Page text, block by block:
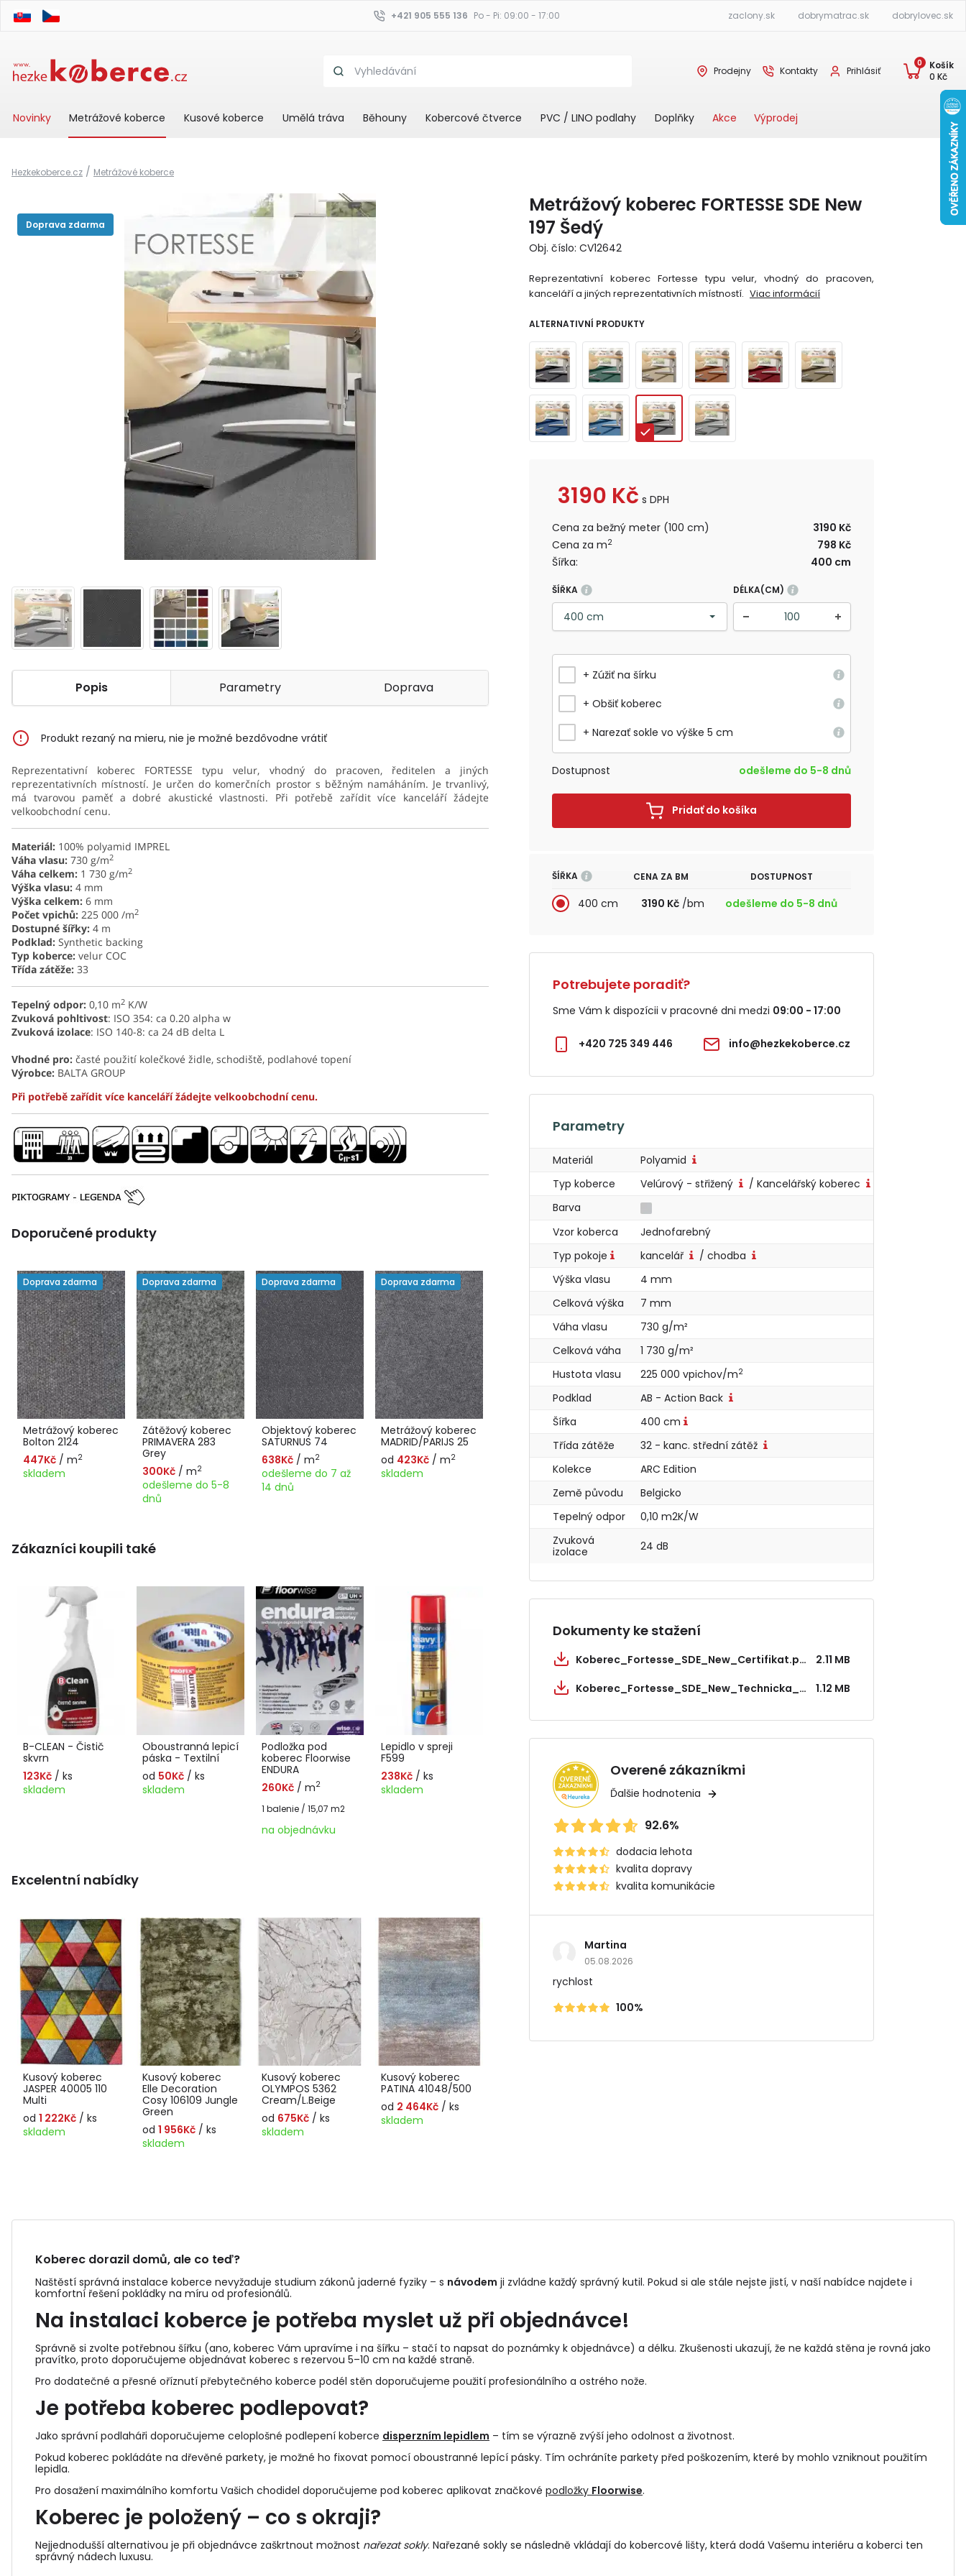
+421 905 555 136 Po - Pi: 09:00 - 17:00 zaclony.sk dobrymatrac.sk dobrylovec.sk
Prodejny Kontakty Prihlásiť
0
Košík
0 Kč
Novinky Metrážové koberce Kusové koberce Umělá tráva Běhouny Kobercové čtverce PVC / LINO podlahy Doplňky Akce Výprodej
Hezkekoberce.cz / Metrážové koberce
Doprava zdarma
Popis Parametry Doprava
Produkt rezaný na mieru, nie je možné bezdôvodne vrátiť
Reprezentativní koberec FORTESSE typu velur, vhodný do pracoven, ředitelen a jiných
reprezentativních místností. Je určen do komerčních prostor s běžným namáháním. Je trvanlivý,
má tvarovou paměť a dobré akustické vlastnosti. Při potřebě zařídit více kanceláří žádejte
velkoobchodní cenu.
Materiál: 100% polyamid IMPREL
Váha vlasu: 730 g/m2
Váha celkem: 1 730 g/m2
Výška vlasu: 4 mm
Výška celkem: 6 mm
Počet vpichů: 225 000 /m2
Dostupné šířky: 4 m
Podklad: Synthetic backing
Typ koberce: velur COC
Třída zátěže: 33
Tepelný odpor: 0,10 m2 K/W
Zvuková pohltivost: ISO 354: ca 0.20 alpha w
Zvuková izolace: ISO 140-8: ca 24 dB delta L
Vhodné pro: časté použití kolečkové židle, schodiště, podlahové topení
Výrobce: BALTA GROUP
Při potřebě zařídit více kanceláří žádejte velkoobchodní cenu.
Doporučené produkty
Metrážový koberec
Bolton 2124
447Kč / m2
skladem
Doprava zdarma
Zátěžový koberec
PRIMAVERA 283
Grey
300Kč / m2
odešleme do 5-8
dnů
Doprava zdarma
Objektový koberec
SATURNUS 74
638Kč / m2
odešleme do 7 až
14 dnů
Doprava zdarma
Metrážový koberec
MADRID/PARIJS 25
od 423Kč / m2
skladem
Doprava zdarma
Zákazníci koupili také
B-CLEAN - Čistič
skvrn
123Kč / ks
skladem
Oboustranná lepicí
páska - Textilní
od 50Kč / ks
skladem
Podložka pod
koberec Floorwise
ENDURA
260Kč / m2
1 balenie / 15,07 m2
na objednávku
Lepidlo v spreji
F599
238Kč / ks
skladem
Excelentní nabídky
Kusový koberec
JASPER 40005 110
Multi
od 1 222Kč / ks
skladem
Kusový koberec
Elle Decoration
Cosy 106109 Jungle
Green
od 1 956Kč / ks
skladem
Kusový koberec
OLYMPOS 5362
Cream/L.Beige
od 675Kč / ks
skladem
Kusový koberec
PATINA 41048/500
od 2 464Kč / ks
skladem
Metrážový koberec FORTESSE SDE New
197 Šedý
Obj. číslo: CV12642
Reprezentativní koberec Fortesse typu velur, vhodný do pracoven,
kanceláří a jiných reprezentativních místností. Viac informácií
ALTERNATIVNÍ PRODUKTY
3190 Kč s DPH
Cena za bežný meter (100 cm)
3190 Kč
Cena za m2
798 Kč
Šířka:
400 cm
ŠÍŘKA DÉLKA(CM)
+ Zúžiť na šírku
+ Obšiť koberec
+ Narezať sokle vo výške 5 cm
Dostupnost odešleme do 5-8 dnů
Pridať do košíka
ŠÍŘKA CENA ZA BM DOSTUPNOST
400 cm 3190 Kč/bm odešleme do 5-8 dnů
Potrebujete poradiť?
Sme Vám k dispozícii v pracovné dni medzi 09:00 - 17:00
+420 725 349 446 info@hezkekoberce.cz
Parametry
Materiál
Polyamid
Typ koberce
Velúrový - střižený
/ Kancelářský koberec
Barva
Vzor koberca
Jednofarebný
Typ pokoje
kancelář
/ chodba
Výška vlasu
4 mm
Celková výška
7 mm
Váha vlasu
730 g/m²
Celková váha
1 730 g/m²
Hustota vlasu
225 000 vpichov/m2
Podklad
AB - Action Back
Šířka
400 cm
Třída zátěže
32 - kanc. střední zátěž
Kolekce
ARC Edition
Země původu
Belgicko
Tepelný odpor
0,10 m2K/W
Zvuková
izolace
24 dB
Dokumenty ke stažení
Koberec_Fortesse_SDE_New_Certifikat.pdf
2.11 MB
Koberec_Fortesse_SDE_New_Technicka_specifikacia.pdf
1.12 MB
Overené zákazníkmi
Ďalšie hodnotenia
92.6%
dodacia lehota
kvalita dopravy
kvalita komunikácie
Martina
05.08.2026
rychlost
100%
Koberec dorazil domů, ale co teď?
Naštěstí správná instalace koberce nevyžaduje studium zákonů jaderné fyziky – s návodem ji zvládne každý správný kutil. Pokud si ale stále nejste jistí, v naší nabídce najdete i
komfortní řešení pokládky na míru od profesionálů.
Na instalaci koberce je potřeba myslet už při objednávce!
Správně si zvolte potřebnou šířku (ano, koberec Vám upravíme i na šířku – stačí to napsat do poznámky k objednávce) a délku. Zkušenosti ukazují, že ne každá stěna je rovná jako
pravítko, proto doporučujeme objednávat koberec s rezervou 5–10 cm na každé straně.
Pro dodatečné a přesné oříznutí přebytečného koberce podél stěn doporučujeme použití profesionálního a ostrého nože.
Je potřeba koberec podlepovat?
Jako správní podlaháři doporučujeme celoplošné podlepení koberce disperzním lepidlem – tím se výrazně zvýší jeho odolnost a životnost.
Pokud koberec pokládáte na dřevěné parkety, je možné ho fixovat pomocí oboustranné lepící pásky. Tím ochráníte parkety před poškozením, které by mohlo vzniknout použitím
lepidla.
Pro dosažení maximálního komfortu Vašich chodidel doporučujeme pod koberec aplikovat značkové podložky Floorwise.
Koberec je položený – co s okraji?
Nejjednodušší alternativou je při objednávce zaškrtnout možnost nařezat sokly. Nařezané sokly se následně vkládají do kobercové lišty, která dodá Vašemu interiéru a koberci ten
správný nádech luxusu.